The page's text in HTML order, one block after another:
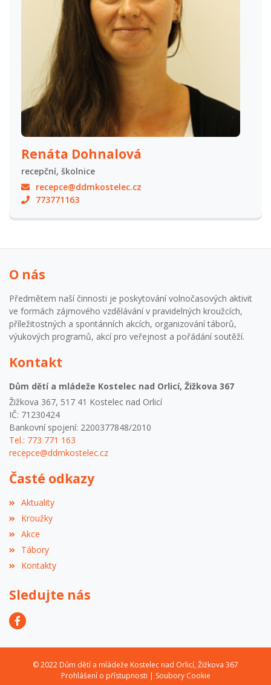
Renáta Dohnalová
recepční, školnice
recepce@ddmkostelec.cz
773771163
O nás
Předmětem naší činnosti je poskytování volnočasových aktivit
ve formách zájmového vzdělávání v pravidelných kroužcích,
příležitostných a spontánních akcích, organizování táborů,
výukových programů, akcí pro veřejnost a pořádání soutěží.
Kontakt
Dům dětí a mládeže Kostelec nad Orlicí, Žižkova 367
Žižkova 367, 517 41 Kostelec nad Orlicí
IČ: 71230424
Bankovní spojení: 2200377848/2010
Tel.: 773 771 163
recepce@ddmkostelec.cz
Časté odkazy
Aktuality
Kroužky
Akce
Tábory
Kontakty
Sledujte nás
© 2022 Dům dětí a mládeže Kostelec nad Orlicí, Žižkova 367
Prohlášení o přístupnosti | Soubory Cookie